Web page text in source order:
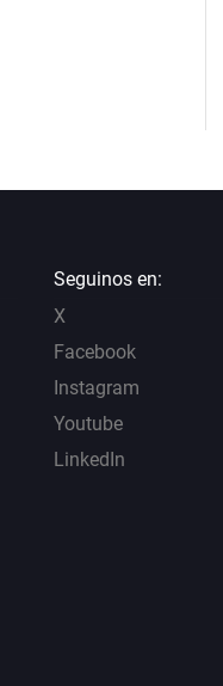
Seguinos en:
X
Facebook
Instagram
Youtube
LinkedIn